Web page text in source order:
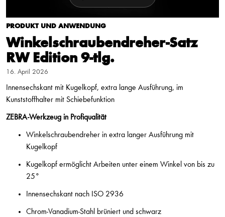
PRODUKT UND ANWENDUNG
Winkelschraubendreher-Satz
RW Edition 9-tlg.
16. April 2026
Innensechskant mit Kugelkopf, extra lange Ausführung, im
Kunststoffhalter mit Schiebefunktion
ZEBRA-Werkzeug in Profiqualität
Winkelschraubendreher in extra langer Ausführung mit
Kugelkopf
Kugelkopf ermöglicht Arbeiten unter einem Winkel von bis zu
25°
Innensechskant nach ISO 2936
Chrom-Vanadium-Stahl brüniert und schwarz